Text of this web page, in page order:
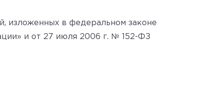
изложенных в федеральном законе
и от 27 июля 2006 г. № 152-ФЗ